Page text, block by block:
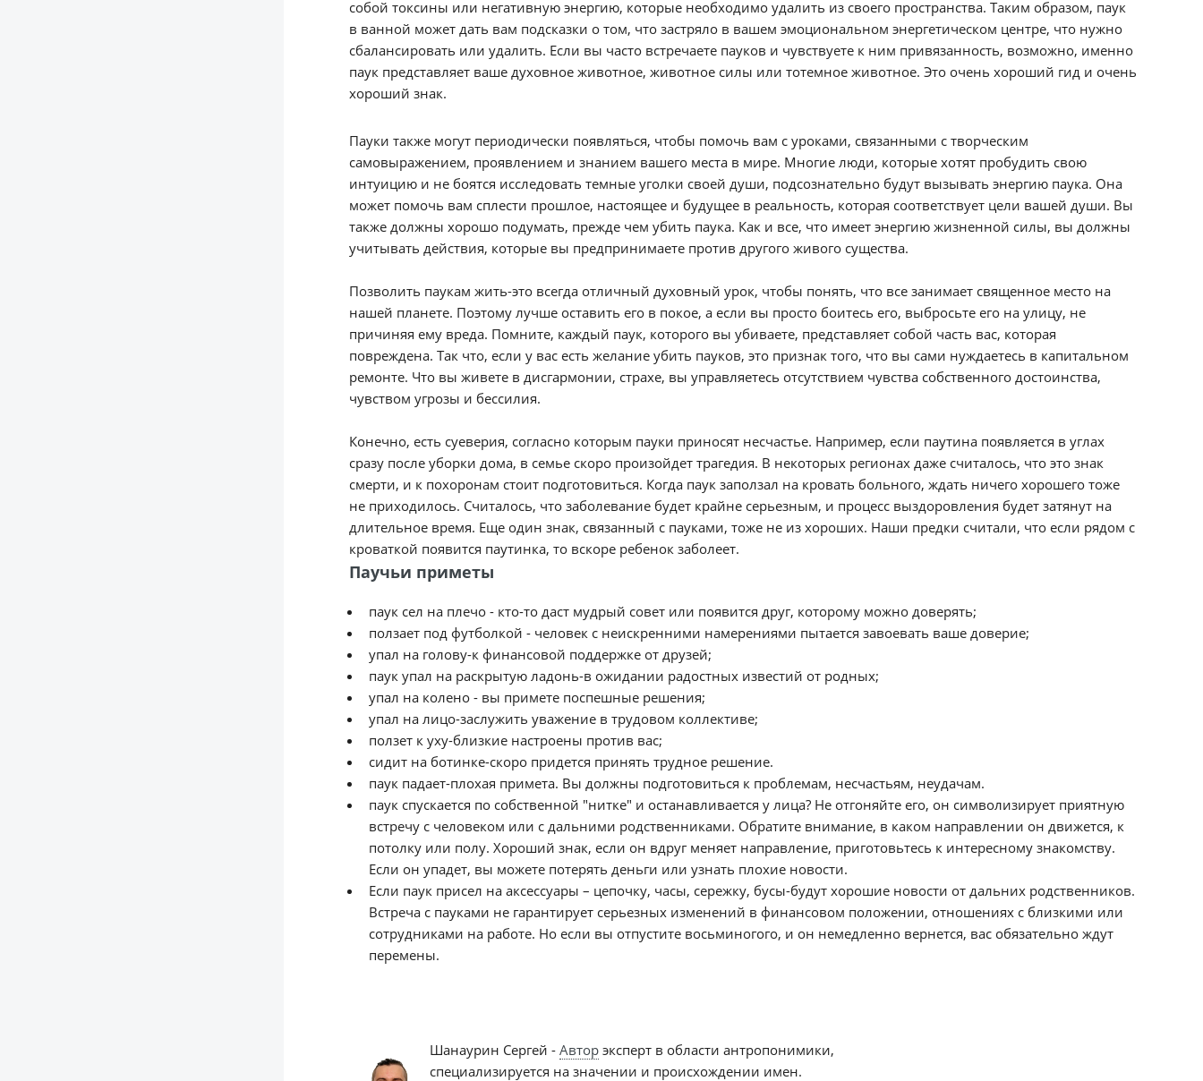
собой токсины или негативную энергию, которые необходимо удалить из своего пространства. Таким образом, паук
в ванной может дать вам подсказки о том, что застряло в вашем эмоциональном энергетическом центре, что нужно
сбалансировать или удалить. Если вы часто встречаете пауков и чувствуете к ним привязанность, возможно, именно
паук представляет ваше духовное животное, животное силы или тотемное животное. Это очень хороший гид и очень
хороший знак.
Пауки также могут периодически появляться, чтобы помочь вам с уроками, связанными с творческим
самовыражением, проявлением и знанием вашего места в мире. Многие люди, которые хотят пробудить свою
интуицию и не боятся исследовать темные уголки своей души, подсознательно будут вызывать энергию паука. Она
может помочь вам сплести прошлое, настоящее и будущее в реальность, которая соответствует цели вашей души. Вы
также должны хорошо подумать, прежде чем убить паука. Как и все, что имеет энергию жизненной силы, вы должны
учитывать действия, которые вы предпринимаете против другого живого существа.
Позволить паукам жить-это всегда отличный духовный урок, чтобы понять, что все занимает священное место на
нашей планете. Поэтому лучше оставить его в покое, а если вы просто боитесь его, выбросьте его на улицу, не
причиняя ему вреда. Помните, каждый паук, которого вы убиваете, представляет собой часть вас, которая
повреждена. Так что, если у вас есть желание убить пауков, это признак того, что вы сами нуждаетесь в капитальном
ремонте. Что вы живете в дисгармонии, страхе, вы управляетесь отсутствием чувства собственного достоинства,
чувством угрозы и бессилия.
Конечно, есть суеверия, согласно которым пауки приносят несчастье. Например, если паутина появляется в углах
сразу после уборки дома, в семье скоро произойдет трагедия. В некоторых регионах даже считалось, что это знак
смерти, и к похоронам стоит подготовиться. Когда паук заползал на кровать больного, ждать ничего хорошего тоже
не приходилось. Считалось, что заболевание будет крайне серьезным, и процесс выздоровления будет затянут на
длительное время. Еще один знак, связанный с пауками, тоже не из хороших. Наши предки считали, что если рядом с
кроваткой появится паутинка, то вскоре ребенок заболеет.
Паучьи приметы
паук сел на плечо - кто-то даст мудрый совет или появится друг, которому можно доверять;
ползает под футболкой - человек с неискренними намерениями пытается завоевать ваше доверие;
упал на голову-к финансовой поддержке от друзей;
паук упал на раскрытую ладонь-в ожидании радостных известий от родных;
упал на колено - вы примете поспешные решения;
упал на лицо-заслужить уважение в трудовом коллективе;
ползет к уху-близкие настроены против вас;
сидит на ботинке-скоро придется принять трудное решение.
паук падает-плохая примета. Вы должны подготовиться к проблемам, несчастьям, неудачам.
паук спускается по собственной "нитке" и останавливается у лица? Не отгоняйте его, он символизирует приятную
встречу с человеком или с дальними родственниками. Обратите внимание, в каком направлении он движется, к
потолку или полу. Хороший знак, если он вдруг меняет направление, приготовьтесь к интересному знакомству.
Если он упадет, вы можете потерять деньги или узнать плохие новости.
Если паук присел на аксессуары – цепочку, часы, сережку, бусы-будут хорошие новости от дальних родственников.
Встреча с пауками не гарантирует серьезных изменений в финансовом положении, отношениях с близкими или
сотрудниками на работе. Но если вы отпустите восьминогого, и он немедленно вернется, вас обязательно ждут
перемены.
Шанаурин Сергей -Автор эксперт в области антропонимики,
специализируется на значении и происхождении имен.